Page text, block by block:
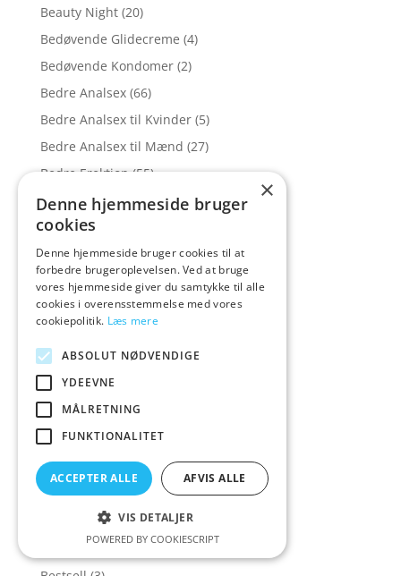
Beauty Night (20)
Bedøvende Glidecreme (4)
Bedøvende Kondomer (2)
Bedre Analsex (66)
Bedre Analsex til Kvinder (5)
Bedre Analsex til Mænd (27)
Bedre Erektion (55)
Bedre Oralsex (58)
Bedre Orgasmer
Bedre Sex (666)
Bedroom Fantasies
(1)
Bedst (2)
beGLOSS (7)
Begynder Penisring
Begynder penisringe
Belladonnas (2)
Belladot
Belou (2)
×
Denne hjemmeside bruger
cookies
Denne hjemmeside bruger cookies til at
forbedre brugeroplevelsen. Ved at bruge
vores hjemmeside giver du samtykke til alle
cookies i overensstemmelse med vores
cookiepolitik. Læs mere
ABSOLUT NØDVENDIGE
YDEEVNE
MÅLRETNING
FUNKTIONALITET
ACCEPTER ALLE AFVIS ALLE
VIS DETALJER
POWERED BY COOKIESCRIPT